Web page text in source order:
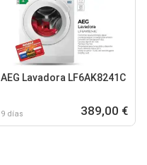
AEG Lavadora LF6AK8241C
9 días 389,00 €